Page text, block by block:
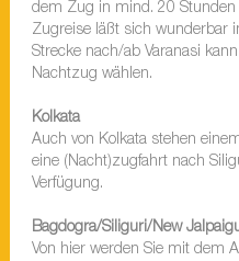
dem Zug in mind. 20 Stunden
Zugreise läßt sich wunderbar
Strecke nach/ab Varanasi
Nachtzug wählen.
Kolkata
Auch von Kolkata stehen
eine (Nacht)zugfahrt nach
Verfügung.
Bagdogra/Siliguri/New
Von hier werden Sie mit dem